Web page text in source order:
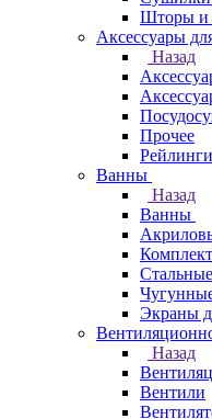
Шторы и
Аксессуары
Назад
Прочее
Рейлинги
Ванны
Назад
Ванны
Стальные
Экраны
Назад
Вентили